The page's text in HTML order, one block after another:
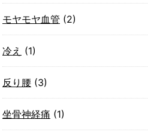
モヤモヤ血管 (2)
冷え (1)
反り腰 (3)
坐骨神経痛 (1)